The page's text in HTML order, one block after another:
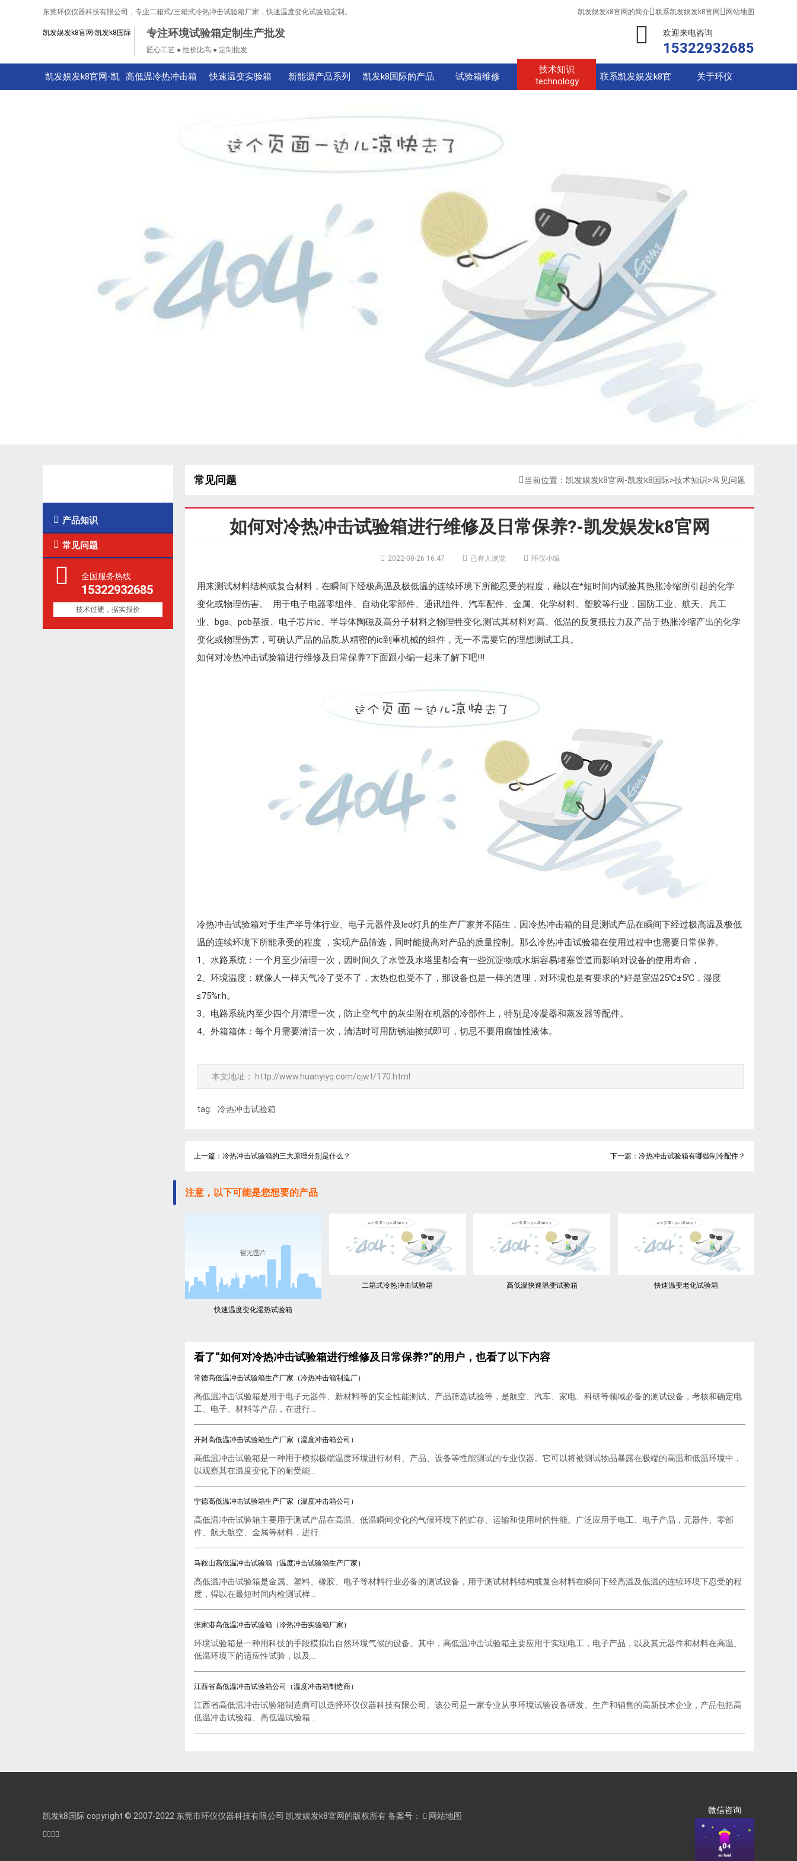
东莞环仪仪器科技有限公司，专业二箱式/三箱式冷热冲击试验箱厂家，快速温度变化试验箱定制。 凯发娱发k8官网的简介联系凯发娱发k8官网  网站地图
凯发娱发k8官网-凯发k8国际 专注环境试验箱定制生产批发
匠心工艺 ● 性价比高 ● 定制批发
欢迎来电咨询
15322932685
凯发娱发k8官网-凯 高低温冷热冲击箱 快速温变实验箱 新能源产品系列 凯发k8国际的产品 试验箱维修
技术知识
technology
联系凯发娱发k8官 关于环仪
 产品知识
 常见问题
全国服务热线
15322932685
技术过硬，据实报价
常见问题 当前位置： 凯发娱发k8官网-凯发k8国际>技术知识>常见问题
如何对冷热冲击试验箱进行维修及日常保养?-凯发娱发k8官网
 2022-08-26 16:47  已有人浏览  环仪小编
用来测试材料结构或复合材料，在瞬间下经极高温及极低温的连续环境下所能忍受的程度，藉以在*短时间内试验其热胀冷缩所引起的化学
变化或物理伤害。 用于电子电器零组件、自动化零部件、通讯组件、汽车配件、金属、化学材料、塑胶等行业，国防工业、航天、兵工
业、bga、pcb基扳、电子芯片ic、半导体陶磁及高分子材料之物理牲变化,测试其材料对高、低温的反复抵拉力及产品于热胀冷缩产出的化学
变化或物理伤害，可确认产品的品质,从精密的ic到重机械的组件，无一不需要它的理想测试工具。
如何对冷热冲击试验箱进行维修及日常保养?下面跟小编一起来了解下吧!!!
冷热冲击试验箱对于生产半导体行业、电子元器件及led灯具的生产厂家并不陌生，因冷热冲击箱的目是测试产品在瞬间下经过极高温及极低
温的连续环境下所能承受的程度 ，实现产品筛选，同时能提高对产品的质量控制。那么冷热冲击试验箱在使用过程中也需要日常保养。
1、水路系统：一个月至少清理一次，因时间久了水管及水塔里都会有一些沉淀物或水垢容易堵塞管道而影响对设备的使用寿命，
2、环境温度：就像人一样天气冷了受不了，太热也也受不了，那设备也是一样的道理，对环境也是有要求的*好是室温25℃±5℃，湿度
≤75%r.h。
3、电路系统内至少四个月清理一次，防止空气中的灰尘附在机器的冷部件上，特别是冷凝器和蒸发器等配件。
4、外箱箱体：每个月需要清洁一次，清洁时可用防锈油擦拭即可，切忌不要用腐蚀性液体。
本文地址： http://www.huanyiyq.com/cjwt/170.html
tag: 冷热冲击试验箱
上一篇：冷热冲击试验箱的三大原理分别是什么？ 下一篇：冷热冲击试验箱有哪些制冷配件？
注意，以下可能是您想要的产品
快速温度变化湿热试验箱
二箱式冷热冲击试验箱 高低温快速温变试验箱 快速温变老化试验箱
看了“如何对冷热冲击试验箱进行维修及日常保养?”的用户，也看了以下内容
常德高低温冲击试验箱生产厂家（冷热冲击箱制造厂）
高低温冲击试验箱是用于电子元器件、新材料等的安全性能测试、产品筛选试验等，是航空、汽车、家电、科研等领域必备的测试设备，考核和确定电
工、电子、材料等产品，在进行...
开封高低温冲击试验箱生产厂家（温度冲击箱公司）
高低温冲击试验箱是一种用于模拟极端温度环境进行材料、产品、设备等性能测试的专业仪器。它可以将被测试物品暴露在极端的高温和低温环境中，
以观察其在温度变化下的耐受能...
宁德高低温冲击试验箱生产厂家（温度冲击箱公司）
高低温冲击试验箱主要用于测试产品在高温、低温瞬间变化的气候环境下的贮存、运输和使用时的性能。广泛应用于电工、电子产品，元器件、零部
件、航天航空、金属等材料，进行...
马鞍山高低温冲击试验箱（温度冲击试验箱生产厂家）
高低温冲击试验箱是金属、塑料、橡胶、电子等材料行业必备的测试设备，用于测试材料结构或复合材料在瞬间下经高温及低温的连续环境下忍受的程
度，得以在最短时间内检测试样...
张家港高低温冲击试验箱（冷热冲击实验箱厂家）
环境试验箱是一种用科技的手段模拟出自然环境气候的设备。其中，高低温冲击试验箱主要应用于实现电工，电子产品，以及其元器件和材料在高温、
低温环境下的适应性试验，以及...
江西省高低温冲击试验箱公司（温度冲击箱制造商）
江西省高低温冲击试验箱制造商可以选择环仪仪器科技有限公司。该公司是一家专业从事环境试验设备研发、生产和销售的高新技术企业，产品包括高
低温冲击试验箱、高低温试验箱...
凯发k8国际 copyright © 2007-2022 东莞市环仪仪器科技有限公司 凯发娱发k8官网的版权所有 备案号： 网站地图
微信咨询